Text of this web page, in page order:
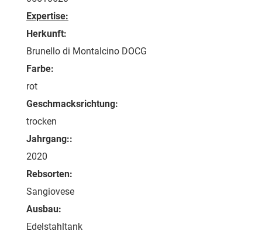
Expertise:
Herkunft:
Brunello di Montalcino DOCG
Farbe:
rot
Geschmacksrichtung:
trocken
Jahrgang::
2020
Rebsorten:
Sangiovese
Ausbau:
Edelstahltank